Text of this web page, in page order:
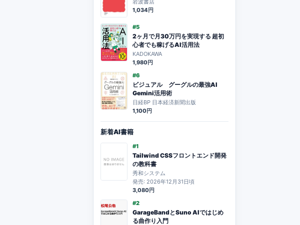
岩波書店
1,034円
#5
2ヶ月で月30万円を実現する 超初
心者でも稼げるAI活用法
KADOKAWA
1,980円
#6
ビジュアル グーグルの最強AI
Gemini活用術
日経BP 日本経済新聞出版
1,100円
新着AI書籍
#1
Tailwind CSSフロントエンド開発
の教科書
秀和システム
発売: 2026年12月31日頃
3,080円
#2
GarageBandとSuno AIではじめ
る曲作り入門